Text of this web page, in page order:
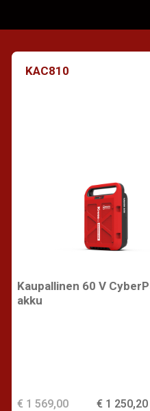
KAC810
Kaupallinen 60 V
akku
€ 1 250,20
€ 1 569,00